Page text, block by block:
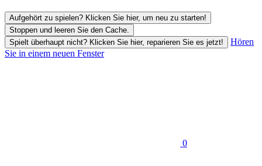
Aufgehört zu spielen? Klicken Sie hier, um neu zu starten!
Stoppen und leeren Sie den Cache.
Spielt überhaupt nicht? Klicken Sie hier, reparieren Sie es jetzt!
Hören
Sie in einem neuen Fenster
0